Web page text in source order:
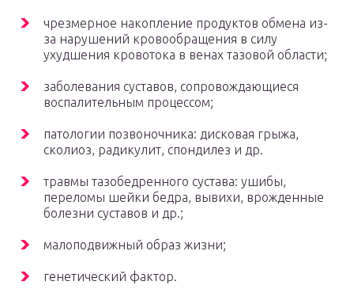
чрезмерное накопление продуктов обмена из-
за нарушений кровообращения в силу
ухудшения кровотока в венах тазовой области;
заболевания суставов, сопровождающиеся
воспалительным процессом;
патологии позвоночника: дисковая грыжа,
сколиоз, радикулит, спондилез и др.
травмы тазобедренного сустава: ушибы,
переломы шейки бедра, вывихи, врожденные
болезни суставов и др.;
малоподвижный образ жизни;
генетический фактор.